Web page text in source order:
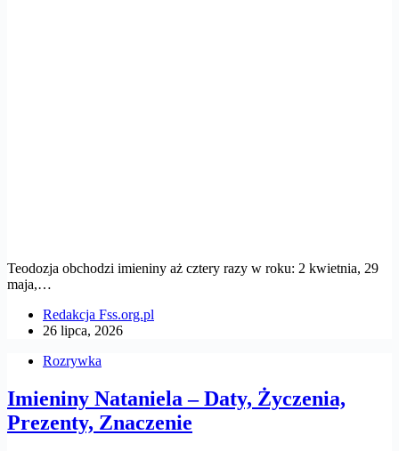
Teodozja obchodzi imieniny aż cztery razy w roku: 2 kwietnia, 29
maja,…
Redakcja Fss.org.pl
26 lipca, 2026
Rozrywka
Imieniny Nataniela – Daty, Życzenia,
Prezenty, Znaczenie